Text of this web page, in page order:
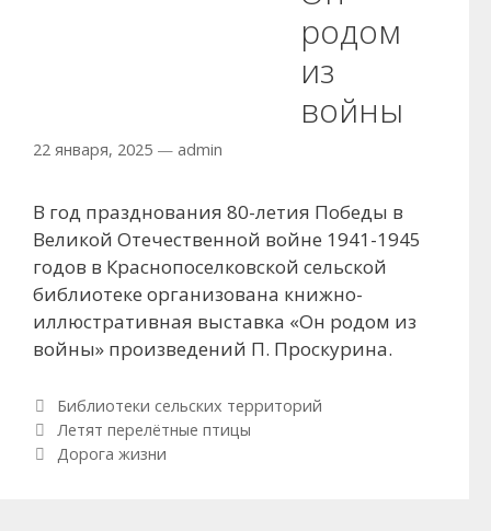
родом
из
войны
22 января, 2025 — admin
В год празднования 80-летия Победы в
Великой Отечественной войне 1941-1945
годов в Краснопоселковской сельской
библиотеке организована книжно-
иллюстративная выставка «Он родом из
войны» произведений П. Проскурина.
Рубрики
Библиотеки сельских территорий
Навигация по записям
Летят перелётные птицы
Дорога жизни